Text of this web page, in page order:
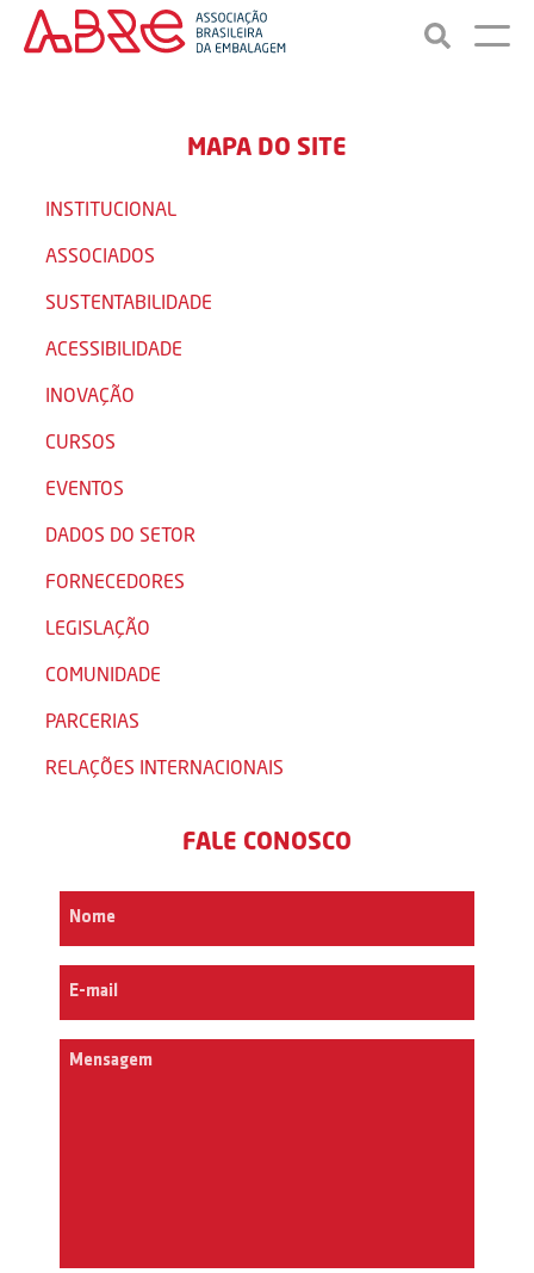
MAPA DO SITE
INSTITUCIONAL
ASSOCIADOS
SUSTENTABILIDADE
ACESSIBILIDADE
INOVAÇÃO
CURSOS
EVENTOS
DADOS DO SETOR
FORNECEDORES
LEGISLAÇÃO
COMUNIDADE
PARCERIAS
RELAÇÕES INTERNACIONAIS
FALE CONOSCO